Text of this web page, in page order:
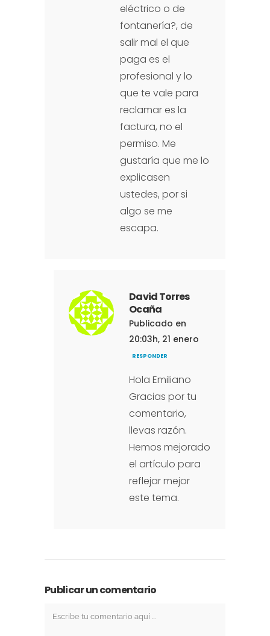
eléctrico o de
fontanería?, de
salir mal el que
paga es el
profesional y lo
que te vale para
reclamar es la
factura, no el
permiso. Me
gustaría que me lo
explicasen
ustedes, por si
algo se me
escapa.
David Torres
Ocaña
Publicado en
20:03h, 21 enero
RESPONDER
Hola Emiliano
Gracias por tu
comentario,
llevas razón.
Hemos mejorado
el artículo para
reflejar mejor
este tema.
Publicar un comentario